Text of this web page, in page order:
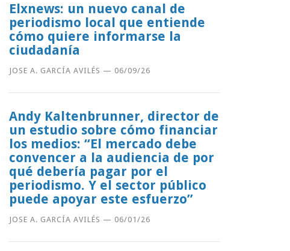
Elxnews: un nuevo canal de
periodismo local que entiende
cómo quiere informarse la
ciudadanía
JOSE A. GARCÍA AVILÉS — 06/09/26
Andy Kaltenbrunner, director de
un estudio sobre cómo financiar
los medios: “El mercado debe
convencer a la audiencia de por
qué debería pagar por el
periodismo. Y el sector público
puede apoyar este esfuerzo”
JOSE A. GARCÍA AVILÉS — 06/01/26